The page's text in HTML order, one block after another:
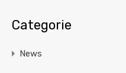
Categorie
News